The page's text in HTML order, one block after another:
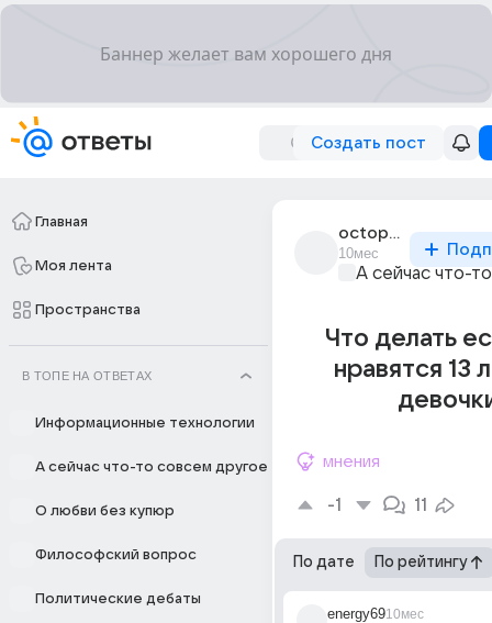
Создать пост
Главная
Моя лента
Пространства
В ТОПЕ НА ОТВЕТАХ
Информационные технологии
А сейчас что-то совсем другое
О любви без купюр
Философский вопрос
Политические дебаты
octopus_kachok
10мес
А сейчас что-
Что делать
нравятся 13
мнения
-1 11
По дате По рейтингу
energy6910мес